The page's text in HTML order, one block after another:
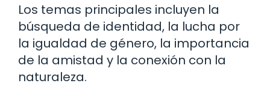
Los temas principales incluyen la
búsqueda de identidad, la lucha por
la igualdad de género, la importancia
de la amistad y la conexión con la
naturaleza.